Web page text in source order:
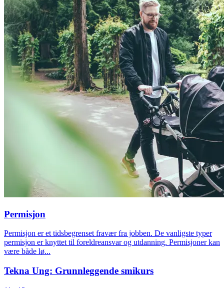
Permisjon
Permisjon er et tidsbegrenset fravær fra jobben. De vanligste typer
permisjon er knyttet til foreldreansvar og utdanning. Permisjoner kan
være både lø...
Tekna Ung: Grunnleggende smikurs